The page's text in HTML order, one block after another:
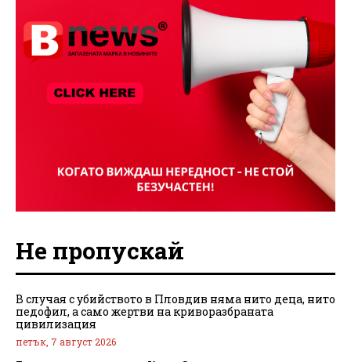
Не пропускай
В случая с убийството в Пловдив няма нито деца, нито
педофил, а само жертви на криворазбраната
цивилизация
петък, 7 август 2026